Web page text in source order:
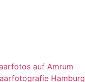
auf Amrum
Hamburg